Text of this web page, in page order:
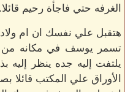
الغرفه حتي فاجأة رحيم قائلا.
هتقبل علي نفسك ان ام
تسمر يوسف في مكانه من
يلتفت إليه جده ينظر إليه
الأوراق علي المكتب قائلا